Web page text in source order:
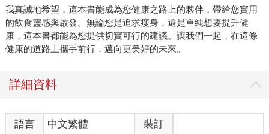
我真誠地希望，這本書能成為您健康之路上的夥伴，帶給您實用
的飲食靈感與啟發。無論您是追求瘦身，還是單純想要提升健
康，這本書都能為您提供切實可行的建議。讓我們一起，在這條
健康的道路上攜手前行，邁向更美好的未來。
詳細資料
語言 中文繁體
裝訂